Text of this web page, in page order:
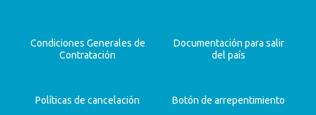
Condiciones Generales de
Contratación
Documentación para salir
del país
Políticas de cancelación Botón de arrepentimiento